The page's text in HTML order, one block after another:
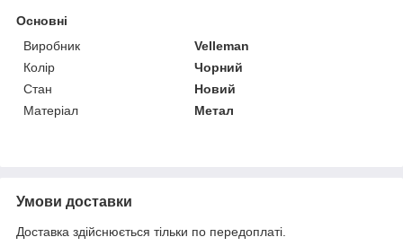
Основні
Виробник
Velleman
Колір
Чорний
Стан
Новий
Матеріал
Метал
Умови доставки
Доставка здійснюється тільки по передоплаті.